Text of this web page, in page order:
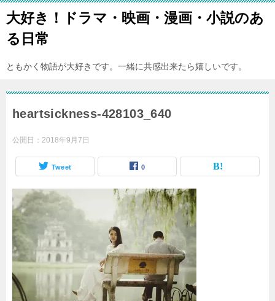
大好き！ドラマ・映画・漫画・小説のあ
る日常
ともかく物語が大好きです。一緒に共感出来たら嬉しいです。
heartsickness-428103_640
公開日： 2018年9月7日
Tweet 0